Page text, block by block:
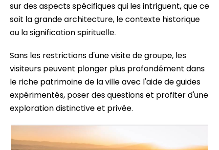
sur des aspects spécifiques qui les intriguent, que ce
soit la grande architecture, le contexte historique
ou la signification spirituelle.
Sans les restrictions d'une visite de groupe, les
visiteurs peuvent plonger plus profondément dans
le riche patrimoine de la ville avec l'aide de guides
expérimentés, poser des questions et profiter d'une
exploration distinctive et privée.